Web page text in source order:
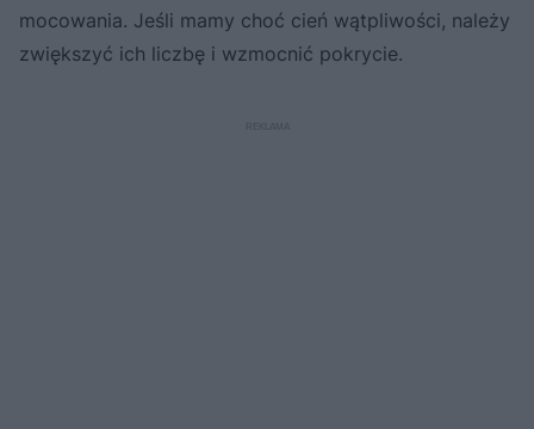
mocowania. Jeśli mamy choć cień wątpliwości, należy
zwiększyć ich liczbę i wzmocnić pokrycie.